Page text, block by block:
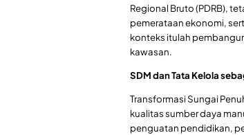
Regional Bruto (PDRB),
pemerataan ekonomi,
konteks itulah
kawasan.
SDM dan Tata Kelola
Transformasi Sungai
kualitas sumber daya
penguatan pendidikan,